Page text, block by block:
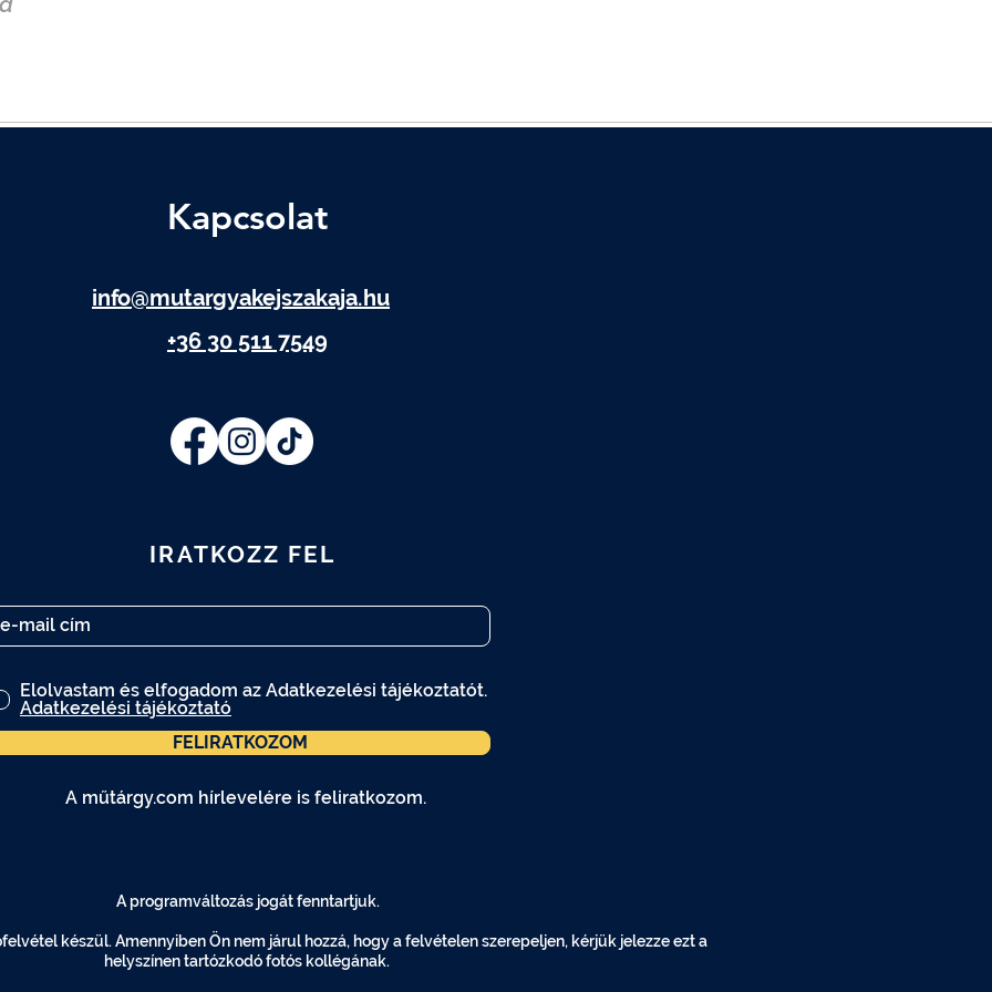
Kapcsolat
info@mutargyakejszakaja.hu
+36 30 511 7549
IRATKOZZ FEL
Elolvastam és elfogadom az Adatkezelési tájékoztatót.
Adatkezelési tájékoztató
FELIRATKOZOM
A műtárgy.com hírlevelére is feliratkozom.
A műtárgy.com hírlevelére is feliratkozom.
A programváltozás jogát fenntartjuk.
készül. Amennyiben Ön nem járul hozzá, hogy a felvételen szerepeljen, kérjük jelezze ezt a
helyszínen tartózkodó fotós kollégának.